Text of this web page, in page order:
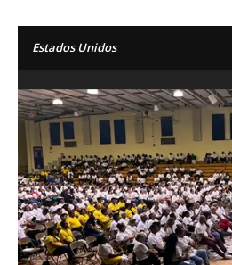
Estados Unidos